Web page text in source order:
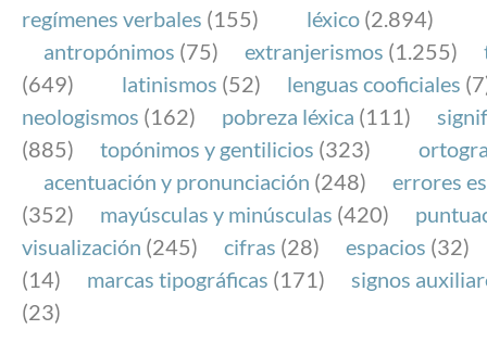
regímenes verbales (155) léxico (2.894)
antropónimos (75) extranjerismos (1.255)
(649)
latinismos (52) lenguas cooficiales
neologismos (162) pobreza léxica (111)
(885)
topónimos y gentilicios (323)
acentuación y pronunciación (248)
errores
(352)
mayúsculas y minúsculas (420)
visualización (245) cifras (28) espacios (32)
(14)
marcas tipográficas (171)
signos
(23)